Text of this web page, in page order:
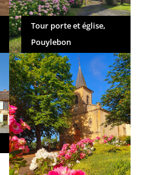
Tour porte et église,
Pouylebon